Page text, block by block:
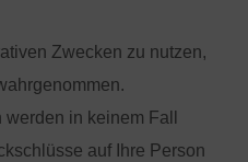
Zwecken zu nutzen,
in keinem Fall
auf Ihre Person